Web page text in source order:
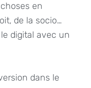
en
de la socio…
digital avec un
dans le